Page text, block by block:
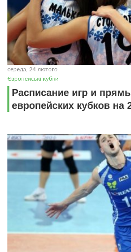
середа, 24 лютого
Європейські кубки
Расписание игр и
европейских кубков на